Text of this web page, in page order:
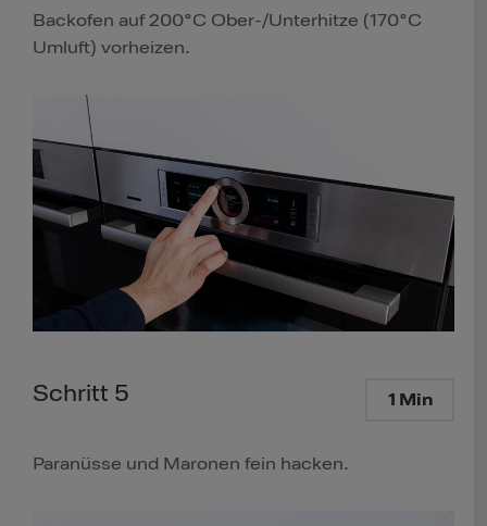
Backofen auf 200°C Ober-/Unterhitze (170°C
Umluft) vorheizen.
Schritt 5 1 Min
Paranüsse und Maronen fein hacken.